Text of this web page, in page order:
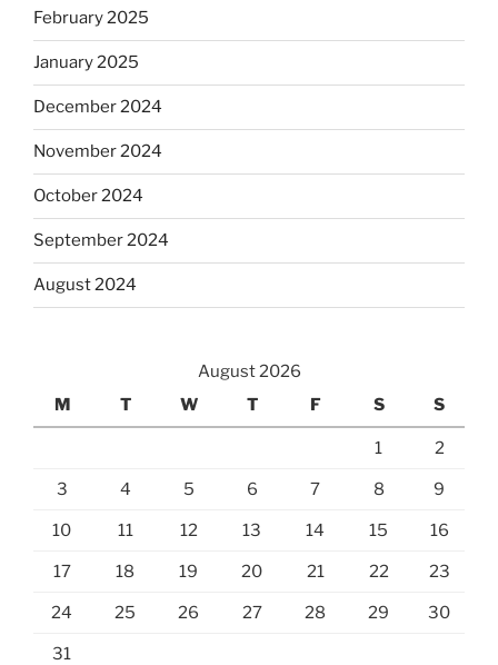
February 2025
January 2025
December 2024
November 2024
October 2024
September 2024
August 2024
August 2026
M
T W T F S S
1 2
3 4 5 6 7 8 9
10 11 12 13 14 15 16
17 18 19 20 21 22 23
24 25 26 27 28 29 30
31